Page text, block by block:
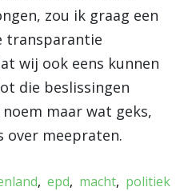
zou ik graag een
transparantie
wij ook eens kunnen
die beslissingen
maar wat geks,
over meepraten.
epd macht politiek